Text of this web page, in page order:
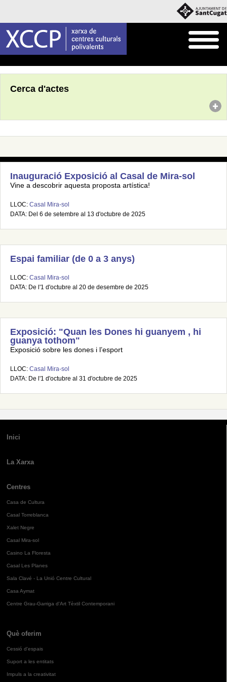
Cerca d'actes
Inauguració Exposició al Casal de Mira-sol
Vine a descobrir aquesta proposta artística!
LLOC: Casal Mira-sol
DATA: Del 6 de setembre al 13 d'octubre de 2025
Espai familiar (de 0 a 3 anys)
LLOC: Casal Mira-sol
DATA: De l'1 d'octubre al 20 de desembre de 2025
Exposició: "Quan les Dones hi guanyem , hi
guanya tothom"
Exposició sobre les dones i l’esport
LLOC: Casal Mira-sol
DATA: De l'1 d'octubre al 31 d'octubre de 2025
Inici
La Xarxa
Centres
Casa de Cultura
Casal Torreblanca
Xalet Negre
Casal Mira-sol
Casino La Floresta
Casal Les Planes
Sala Clavé - La Unió Centre Cultural
Casa Aymat
Centre Grau-Garriga d'Art Tèxtil Contemporani
Què oferim
Cessió d'espais
Suport a les entitats
Impuls a la creativitat